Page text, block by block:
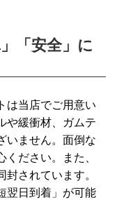
定フォームから画像
確認し、梱包キット
包キットは送料無料
査定」を友だちに
ォンなどのカメラで
写真をトーク中に送
認し、梱包キットを
「安全」に
は当店でご用意い
や緩衝材、ガムテ
いません。面倒な
ださい。また、
されています。
翌日到着」が可能